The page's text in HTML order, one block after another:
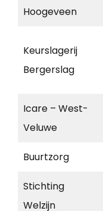
Hoogeveen
Keurslagerij
Bergerslag
Icare – West-
Veluwe
Buurtzorg
Stichting
Welzijn